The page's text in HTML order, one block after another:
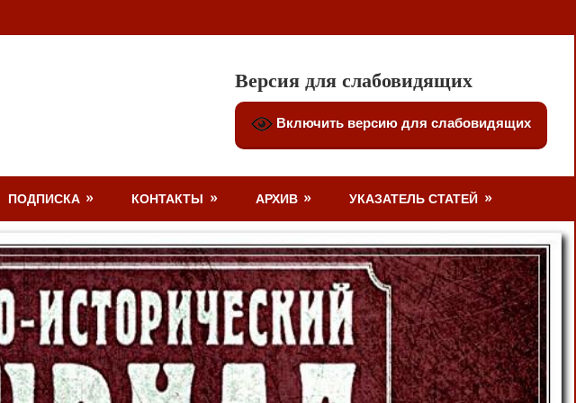
Версия для слабовидящих
Включить версию для слабовидящих
ПОДПИСКА КОНТАКТЫ АРХИВ УКАЗАТЕЛЬ СТАТЕЙ